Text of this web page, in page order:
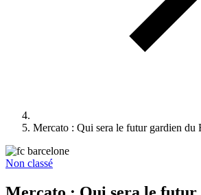
Mercato : Qui sera le futur gardien du
Non classé